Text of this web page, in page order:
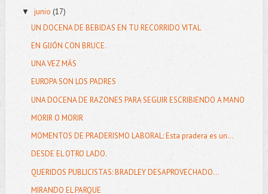
▼ junio (17)
UN DOCENA DE BEBIDAS EN TU RECORRIDO VITAL
EN GIJÓN CON BRUCE.
UNA VEZ MÁS
EUROPA SON LOS PADRES
UNA DOCENA DE RAZONES PARA SEGUIR ESCRIBIENDO A MANO
MORIR O MORIR
MOMENTOS DE PRADERISMO LABORAL: Esta pradera es un...
DESDE EL OTRO LADO.
QUERIDOS PUBLICISTAS: BRADLEY DESAPROVECHADO...
MIRANDO EL PARQUE